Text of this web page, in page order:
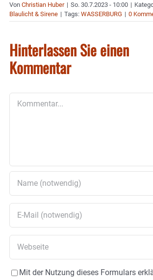
Von Christian Huber | So. 30.7.2023 - 10:00 |
Blaulicht & Sirene | Tags: WASSERBURG | 0
Hinterlassen Sie einen
Kommentar
Mit der Nutzung dieses Formulars